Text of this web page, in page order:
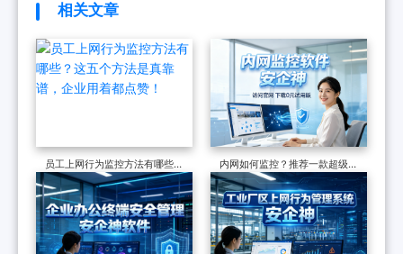
相关文章
员工上网行为监控方法有哪些？
这五个方法是真靠谱，企业用着
都点赞！
内网如何监控？推荐一款超级好
用的内网监控软件，7个功能说
清监控